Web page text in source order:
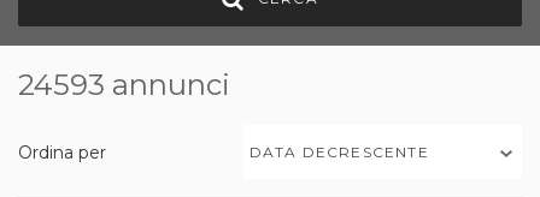
24593 annunci
Ordina per DATA DECRESCENTE